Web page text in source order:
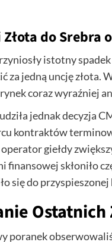
do
istotny
za jedną uncję złota.
rynek coraz wyraźniej
jednak decyzja
kontraktów
giełdy
finansowej skłoniło
się do
Ostatnich
poranek